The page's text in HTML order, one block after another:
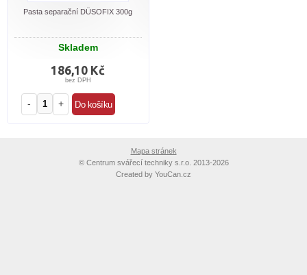
Pasta separační DÜSOFIX 300g
Skladem
186,10 Kč
bez DPH
- +
Mapa stránek
©Centrum svářecí techniky s.r.o. 2013-2026
Created by YouCan.cz